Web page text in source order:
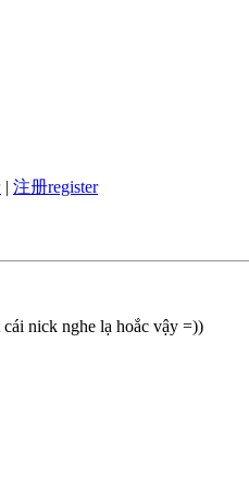
| 注册register
nick nghe lạ hoắc vậy =))